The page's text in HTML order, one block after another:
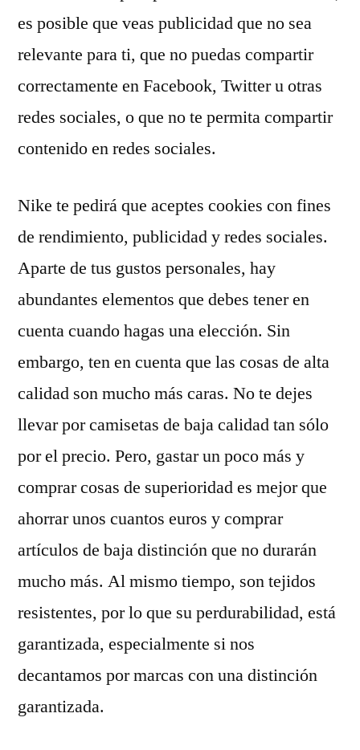
es posible que veas publicidad que no sea
relevante para ti, que no puedas compartir
correctamente en Facebook, Twitter u otras
redes sociales, o que no te permita compartir
contenido en redes sociales.
Nike te pedirá que aceptes cookies con fines
de rendimiento, publicidad y redes sociales.
Aparte de tus gustos personales, hay
abundantes elementos que debes tener en
cuenta cuando hagas una elección. Sin
embargo, ten en cuenta que las cosas de alta
calidad son mucho más caras. No te dejes
llevar por camisetas de baja calidad tan sólo
por el precio. Pero, gastar un poco más y
comprar cosas de superioridad es mejor que
ahorrar unos cuantos euros y comprar
artículos de baja distinción que no durarán
mucho más. Al mismo tiempo, son tejidos
resistentes, por lo que su perdurabilidad, está
garantizada, especialmente si nos
decantamos por marcas con una distinción
garantizada.